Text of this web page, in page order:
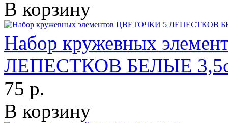
В корзину
Набор кружевных
ЛЕПЕСТКОВ БЕЛЫЕ
75 р.
В корзину